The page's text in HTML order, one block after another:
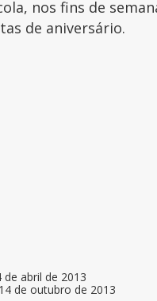
nos fins de
de aniversário.
de abril de 2013
14 de outubro de 2013